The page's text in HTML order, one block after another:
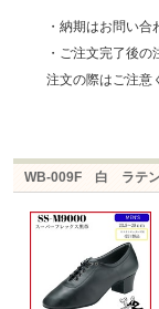
・納期はお問い合
・ご注文完了後
注文の際はご注意
WB-009F 白 ラテン